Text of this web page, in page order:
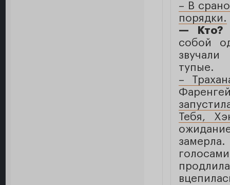
– В
порядки.
—
собой
тупые.
–
Тебя,